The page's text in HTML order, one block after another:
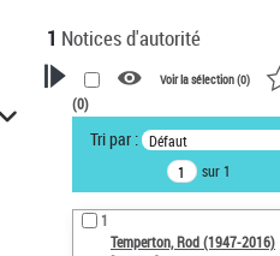
1 Notices d'autorité
VOTRE RECHERCHE
Recherche avancée dans les
notices d’autorité
Œuvres liées à l'auteur :
Temperton, Rod (1947-2016)
Voir la sélection (0)
(0)
Tri par : Défaut
sur 1
1
Temperton, Rod (1947-2016)